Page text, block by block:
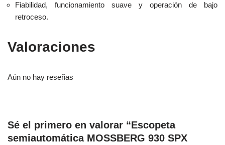
Fiabilidad, funcionamiento suave y operación de bajo
retroceso.
Valoraciones
Aún no hay reseñas
Sé el primero en valorar “Escopeta
semiautomática MOSSBERG 930 SPX